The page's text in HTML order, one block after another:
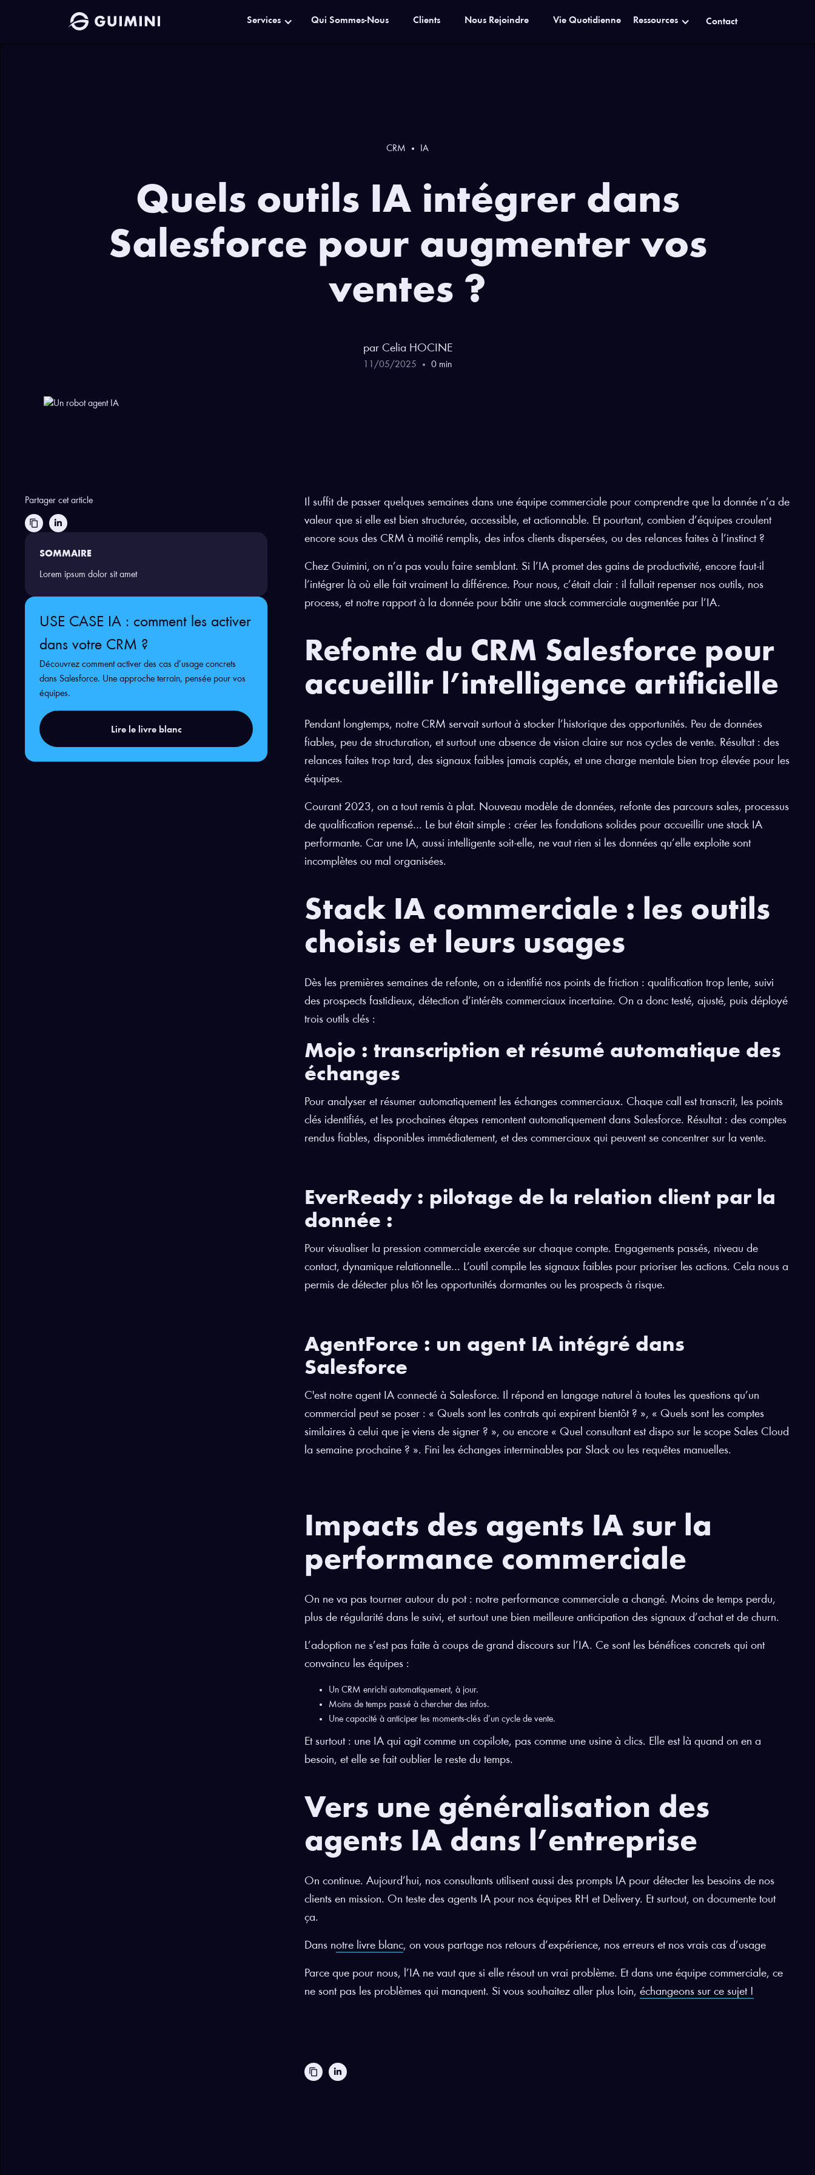
Services Qui Sommes-Nous Clients Nous Rejoindre Vie Quotidienne Ressources Contact
CRM IA
Quels outils IA intégrer dans
Salesforce pour augmenter vos
ventes ?
par Celia HOCINE
/05/2025 0 min
Partager cet article
content_copy
SOMMAIRE
Lorem ipsum dolor sit amet
USE CASE IA : comment les activer
dans votre CRM ?
Découvrez comment activer des cas d’usage concrets
dans Salesforce. Une approche terrain, pensée pour vos
équipes.
Lire le livre blanc
Il suffit de passer quelques semaines dans une équipe commerciale pour comprendre que la donnée n’a de
valeur que si elle est bien structurée, accessible, et actionnable. Et pourtant, combien d’équipes croulent
encore sous des CRM à moitié remplis, des infos clients dispersées, ou des relances faites à l’instinct ?
Chez Guimini, on n’a pas voulu faire semblant. Si l’IA promet des gains de productivité, encore faut-il
l’intégrer là où elle fait vraiment la différence. Pour nous, c’était clair : il fallait repenser nos outils, nos
process, et notre rapport à la donnée pour bâtir une stack commerciale augmentée par l’IA.
Refonte du CRM Salesforce pour
accueillir l’intelligence artificielle
Pendant longtemps, notre CRM servait surtout à stocker l’historique des opportunités. Peu de données
fiables, peu de structuration, et surtout une absence de vision claire sur nos cycles de vente. Résultat : des
relances faites trop tard, des signaux faibles jamais captés, et une charge mentale bien trop élevée pour les
équipes.
Courant 2023, on a tout remis à plat. Nouveau modèle de données, refonte des parcours sales, processus
de qualification repensé… Le but était simple : créer les fondations solides pour accueillir une stack IA
performante. Car une IA, aussi intelligente soit-elle, ne vaut rien si les données qu’elle exploite sont
incomplètes ou mal organisées.
Stack IA commerciale : les outils
choisis et leurs usages
Dès les premières semaines de refonte, on a identifié nos points de friction : qualification trop lente, suivi
des prospects fastidieux, détection d’intérêts commerciaux incertaine. On a donc testé, ajusté, puis déployé
trois outils clés :
Mojo : transcription et résumé automatique des
échanges
Pour analyser et résumer automatiquement les échanges commerciaux. Chaque call est transcrit, les points
clés identifiés, et les prochaines étapes remontent automatiquement dans Salesforce. Résultat : des comptes
rendus fiables, disponibles immédiatement, et des commerciaux qui peuvent se concentrer sur la vente.
EverReady : pilotage de la relation client par la
donnée :
Pour visualiser la pression commerciale exercée sur chaque compte. Engagements passés, niveau de
contact, dynamique relationnelle… L’outil compile les signaux faibles pour prioriser les actions. Cela nous a
permis de détecter plus tôt les opportunités dormantes ou les prospects à risque.
AgentForce : un agent IA intégré dans
Salesforce
C'est notre agent IA connecté à Salesforce. Il répond en langage naturel à toutes les questions qu’un
commercial peut se poser : « Quels sont les contrats qui expirent bientôt ? », « Quels sont les comptes
similaires à celui que je viens de signer ? », ou encore « Quel consultant est dispo sur le scope Sales Cloud
la semaine prochaine ? ». Fini les échanges interminables par Slack ou les requêtes manuelles.
Impacts des agents IA sur la
performance commerciale
On ne va pas tourner autour du pot : notre performance commerciale a changé. Moins de temps perdu,
plus de régularité dans le suivi, et surtout une bien meilleure anticipation des signaux d’achat et de churn.
L’adoption ne s’est pas faite à coups de grand discours sur l’IA. Ce sont les bénéfices concrets qui ont
convaincu les équipes :
Un CRM enrichi automatiquement, à jour.
Moins de temps passé à chercher des infos.
Une capacité à anticiper les moments-clés d’un cycle de vente.
Et surtout : une IA qui agit comme un copilote, pas comme une usine à clics. Elle est là quand on en a
besoin, et elle se fait oublier le reste du temps.
Vers une généralisation des
agents IA dans l’entreprise
On continue. Aujourd’hui, nos consultants utilisent aussi des prompts IA pour détecter les besoins de nos
clients en mission. On teste des agents IA pour nos équipes RH et Delivery. Et surtout, on documente tout
ça.
Dans notre livre blanc, on vous partage nos retours d’expérience, nos erreurs et nos vrais cas d’usage
Parce que pour nous, l’IA ne vaut que si elle résout un vrai problème. Et dans une équipe commerciale, ce
ne sont pas les problèmes qui manquent. Si vous souhaitez aller plus loin, échangeons sur ce sujet !
content_copy